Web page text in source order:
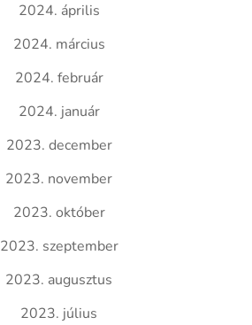
2024. április
2024. március
2024. február
2024. január
2023. december
2023. november
2023. október
2023. szeptember
2023. augusztus
2023. július